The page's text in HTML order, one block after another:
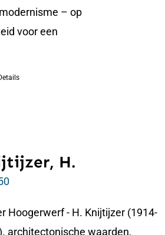
– op
voor een
H.
Hoogerwerf - H. Knijtijzer (1914-
architectonische waarden,